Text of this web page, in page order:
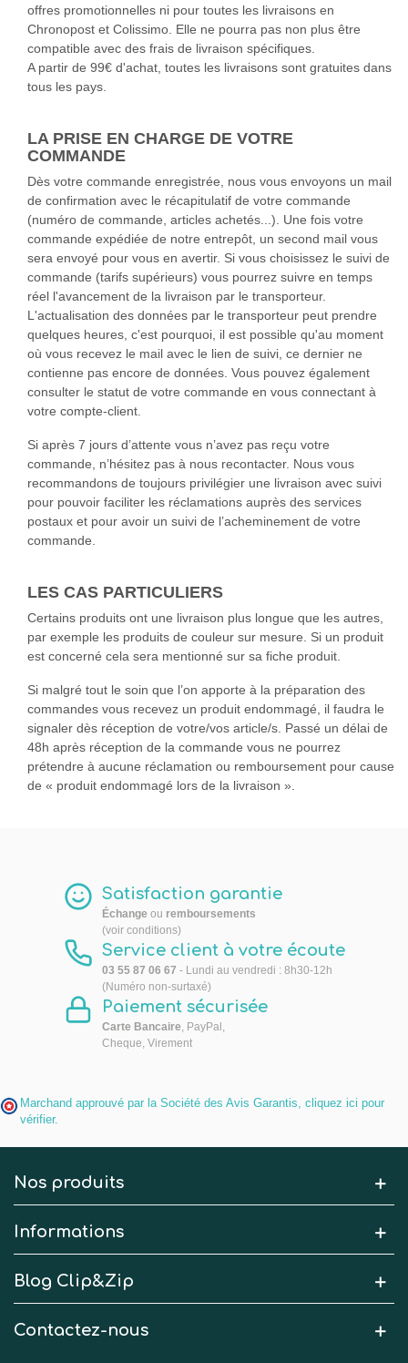
offres promotionnelles ni pour toutes les livraisons en
Chronopost et Colissimo. Elle ne pourra pas non plus être
compatible avec des frais de livraison spécifiques.
A partir de 99€ d'achat, toutes les livraisons sont gratuites dans
tous les pays.
LA PRISE EN CHARGE DE VOTRE
COMMANDE
Dès votre commande enregistrée, nous vous envoyons un mail
de confirmation avec le récapitulatif de votre commande
(numéro de commande, articles achetés...). Une fois votre
commande expédiée de notre entrepôt, un second mail vous
sera envoyé pour vous en avertir. Si vous choisissez le suivi de
commande (tarifs supérieurs) vous pourrez suivre en temps
réel l'avancement de la livraison par le transporteur.
L'actualisation des données par le transporteur peut prendre
quelques heures, c'est pourquoi, il est possible qu'au moment
où vous recevez le mail avec le lien de suivi, ce dernier ne
contienne pas encore de données. Vous pouvez également
consulter le statut de votre commande en vous connectant à
votre compte-client.
Si après 7 jours d’attente vous n’avez pas reçu votre
commande, n’hésitez pas à nous recontacter. Nous vous
recommandons de toujours privilégier une livraison avec suivi
pour pouvoir faciliter les réclamations auprès des services
postaux et pour avoir un suivi de l’acheminement de votre
commande.
LES CAS PARTICULIERS
Certains produits ont une livraison plus longue que les autres,
par exemple les produits de couleur sur mesure. Si un produit
est concerné cela sera mentionné sur sa fiche produit.
Si malgré tout le soin que l’on apporte à la préparation des
commandes vous recevez un produit endommagé, il faudra le
signaler dès réception de votre/vos article/s. Passé un délai de
48h après réception de la commande vous ne pourrez
prétendre à aucune réclamation ou remboursement pour cause
de « produit endommagé lors de la livraison ».
Satisfaction garantie
Échange ou remboursements
(voir conditions)
Service client à votre écoute
03 55 87 06 67 - Lundi au vendredi : 8h30-12h
(Numéro non-surtaxé)
Paiement sécurisée
Carte Bancaire, PayPal,
Cheque, Virement
Marchand approuvé par la Société des Avis Garantis, cliquez ici pour
vérifier.
Nos produits
Informations
Blog Clip&Zip
Contactez-nous